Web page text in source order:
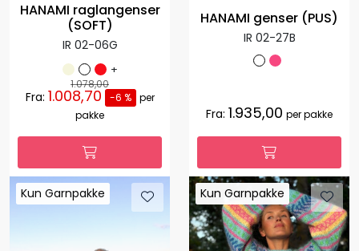
HANAMI raglangenser
(SOFT)
IR 02-06G
+
1.078,00
Fra: 1.008,70 -6 %
per
pakke
HANAMI genser (PUS)
IR 02-27B
Fra: 1.935,00 per pakke
Kun Garnpakke
Kun Garnpakke Kun Garnpakke
Kun Garnpakke